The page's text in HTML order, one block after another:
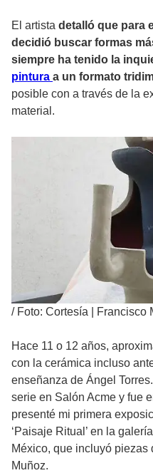
El artista detalló que para
decidió buscar formas
siempre ha tenido la
pintura a un formato
posible con a través de la
material.
/ Foto: Cortesía | Francisco
Hace 11 o 12 años,
con la cerámica incluso
enseñanza de Ángel
serie en Salón Acme y fue
presenté mi primera
‘Paisaje Ritual’ en la
México, que incluyó piezas
Muñoz.